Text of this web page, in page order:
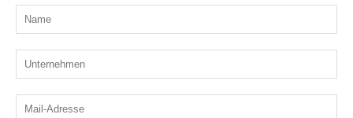
Name
Unternehmen
Mail-